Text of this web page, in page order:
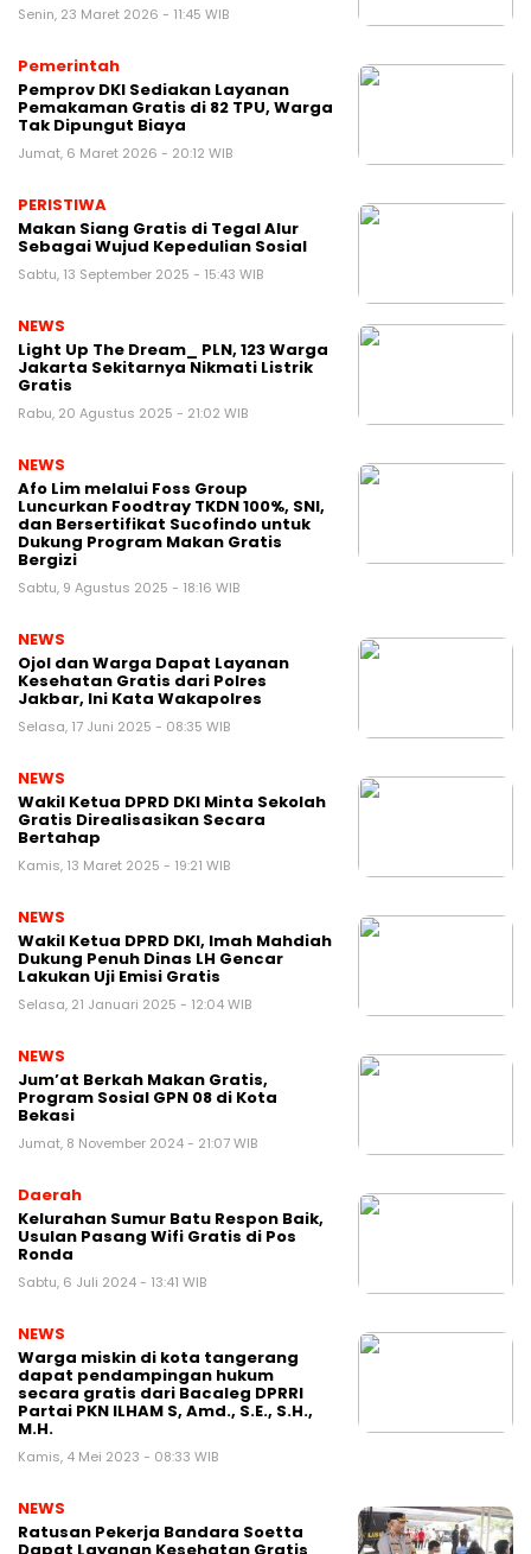
Senin, 23 Maret 2026 - 11:45 WIB
Pemerintah
Pemprov DKI Sediakan Layanan
Pemakaman Gratis di 82 TPU, Warga
Tak Dipungut Biaya
Jumat, 6 Maret 2026 - 20:12 WIB
PERISTIWA
Makan Siang Gratis di Tegal Alur
Sebagai Wujud Kepedulian Sosial
Sabtu, 13 September 2025 - 15:43 WIB
NEWS
Light Up The Dream_ PLN, 123 Warga
Jakarta Sekitarnya Nikmati Listrik
Gratis
Rabu, 20 Agustus 2025 - 21:02 WIB
NEWS
Afo Lim melalui Foss Group
Luncurkan Foodtray TKDN 100%, SNI,
dan Bersertifikat Sucofindo untuk
Dukung Program Makan Gratis
Bergizi
Sabtu, 9 Agustus 2025 - 18:16 WIB
NEWS
Ojol dan Warga Dapat Layanan
Kesehatan Gratis dari Polres
Jakbar, Ini Kata Wakapolres
Selasa, 17 Juni 2025 - 08:35 WIB
NEWS
Wakil Ketua DPRD DKI Minta Sekolah
Gratis Direalisasikan Secara
Bertahap
Kamis, 13 Maret 2025 - 19:21 WIB
NEWS
Wakil Ketua DPRD DKI, Imah Mahdiah
Dukung Penuh Dinas LH Gencar
Lakukan Uji Emisi Gratis
Selasa, 21 Januari 2025 - 12:04 WIB
NEWS
Jum’at Berkah Makan Gratis,
Program Sosial GPN 08 di Kota
Bekasi
Jumat, 8 November 2024 - 21:07 WIB
Daerah
Kelurahan Sumur Batu Respon Baik,
Usulan Pasang Wifi Gratis di Pos
Ronda
Sabtu, 6 Juli 2024 - 13:41 WIB
NEWS
Warga miskin di kota tangerang
dapat pendampingan hukum
secara gratis dari Bacaleg DPRRI
Partai PKN ILHAM S, Amd., S.E., S.H.,
M.H.
Kamis, 4 Mei 2023 - 08:33 WIB
NEWS
Ratusan Pekerja Bandara Soetta